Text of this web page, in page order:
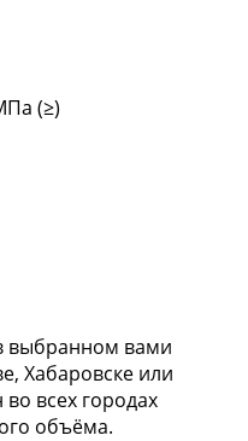
(≥)
выбранном вами
Хабаровске или
всех городах
объёма.